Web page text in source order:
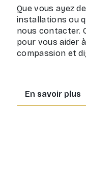
Que vous ayez
installations ou
nous contacter.
pour vous aider
compassion et
En savoir plus